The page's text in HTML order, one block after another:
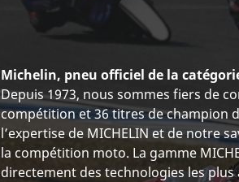
Michelin, pneu officiel de la
Depuis 1973, nous sommes fiers de
compétition et 36 titres de champion
l’expertise de MICHELIN et de notre
la compétition moto. La gamme
directement des technologies les plus